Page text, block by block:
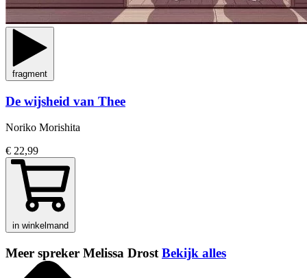
fragment
De wijsheid van Thee
Noriko Morishita
€ 22,99
in winkelmand
Meer spreker Melissa Drost Bekijk alles